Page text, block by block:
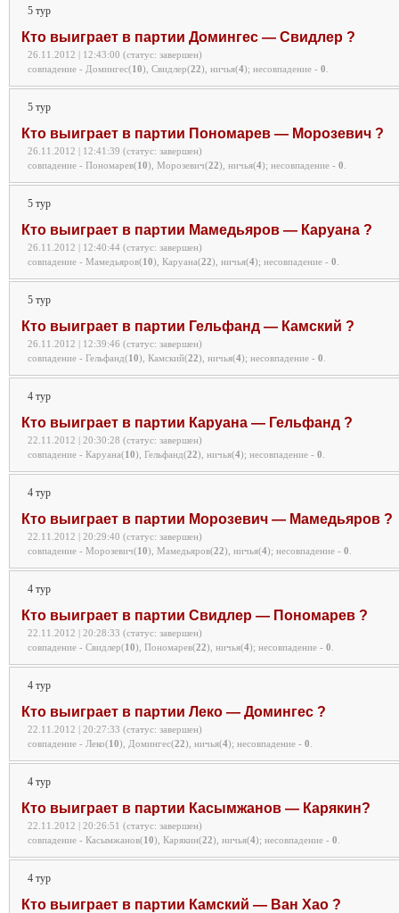
5 тур
Кто выиграет в партии Домингес — Свидлер ?
26.11.2012 | 12:43:00 (статус: завершен)
совпадение - Домингес(10), Свидлер(22), ничья(4); несовпадение - 0
5 тур
Кто выиграет в партии Пономарев — Морозевич ?
26.11.2012 | 12:41:39 (статус: завершен)
совпадение - Пономарев(10), Морозевич(22), ничья(4); несовпадение - 0
5 тур
Кто выиграет в партии Мамедьяров — Каруана ?
26.11.2012 | 12:40:44 (статус: завершен)
совпадение - Мамедьяров(10), Каруана(22), ничья(4); несовпадение - 0
5 тур
Кто выиграет в партии Гельфанд — Камский ?
26.11.2012 | 12:39:46 (статус: завершен)
совпадение - Гельфанд(10), Камский(22), ничья(4); несовпадение - 0
4 тур
Кто выиграет в партии Каруана — Гельфанд ?
22.11.2012 | 20:30:28 (статус: завершен)
совпадение - Каруана(10), Гельфанд(22), ничья(4); несовпадение - 0
4 тур
Кто выиграет в партии Морозевич — Мамедьяров ?
22.11.2012 | 20:29:40 (статус: завершен)
совпадение - Морозевич(10), Мамедьяров(22), ничья(4); несовпадение - 0
4 тур
Кто выиграет в партии Свидлер — Пономарев ?
22.11.2012 | 20:28:33 (статус: завершен)
совпадение - Свидлер(10), Пономарев(22), ничья(4); несовпадение - 0
4 тур
Кто выиграет в партии Леко — Домингес ?
22.11.2012 | 20:27:33 (статус: завершен)
совпадение - Леко(10), Домингес(22), ничья(4); несовпадение - 0
4 тур
Кто выиграет в партии Касымжанов — Карякин?
22.11.2012 | 20:26:51 (статус: завершен)
совпадение - Касымжанов(10), Карякин(22), ничья(4); несовпадение - 0
4 тур
Кто выиграет в партии Камский — Ван Хао ?